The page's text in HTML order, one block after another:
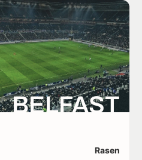
BELFAST
Rasen